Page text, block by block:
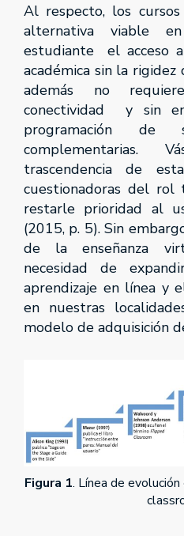
Al respecto, los
alternativa viable
estudiante el acceso
académica sin la
además no
conectividad y sin
programación de
complementarias.
trascendencia de
cuestionadoras del rol
restarle prioridad al
(2015, p. 5). Sin
de la enseñanza
necesidad de
aprendizaje en línea y
en nuestras
modelo de adquisición
Figura 1. Línea de